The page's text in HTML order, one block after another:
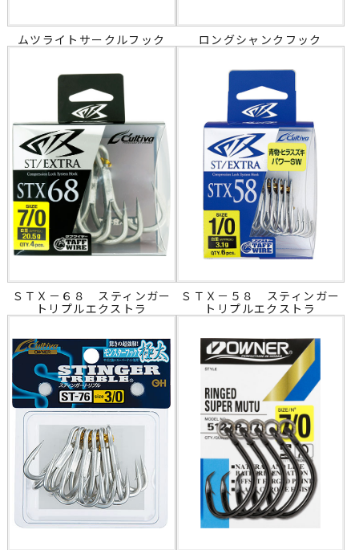
ムツライトサークルフック ロングシャンクフック
ＳＴＸ－６８ スティンガー
トリプルエクストラ
ＳＴＸ－５８ スティンガー
トリプルエクストラ